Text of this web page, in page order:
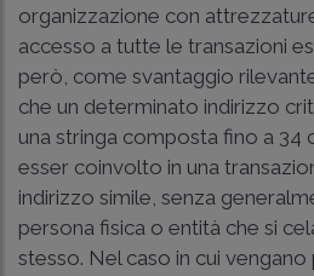
organizzazione con
accesso a tutte le transazioni
però, come svantaggio
che un determinato indirizzo
una stringa composta fino a 34
esser coinvolto in una
indirizzo simile, senza
persona fisica o entità che si
stesso. Nel caso in cui vengano